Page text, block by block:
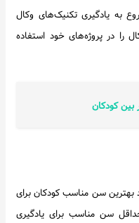
به یادگیری تکنیک‌های وکال
را در پروژه‌های خود استفاده
کودکان
بهترین سن مناسب کودکان برای
سن مناسب برای یادگیری